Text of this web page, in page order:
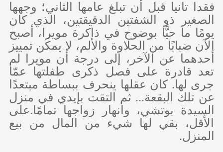
فقدا تانيا قبل أن تبلغ عامها الثاني؛ وجهها
الصغير ذو الشفتين الدقيقتين، الذي كان
يومًا ما حيًّا بوضوح في ذاكرة مويرا، أصبح
الآن ضبابًا من الحلاوة والألم، لا يمكن تمييز
أحدهما عن الآخر، إلى درجة أن مويرا لم
تعد قادرة على فصل ذكرى طفلتها عمّا
جرى لها. كان عقلها ينحرف ببساطة مبتعدًا
عن تلك البقعة... ثم التقت بإيدي في منزل
السيدة بوتشي، وانهار زواجها تمامًا.على
الأقل، بقي لها شيء من المال من بيع
المنزل.